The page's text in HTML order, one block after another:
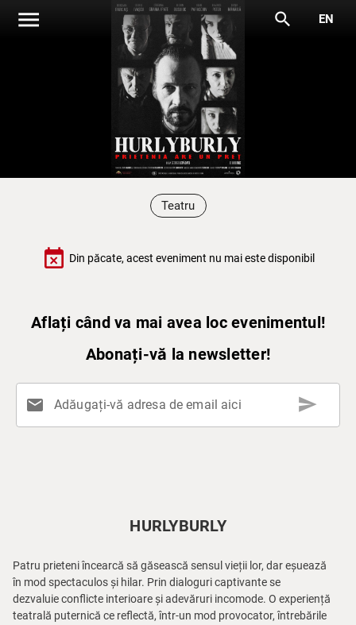
menu search EN
Teatru
event_busy Din păcate, acest eveniment nu mai este disponibil
Aflați când va mai avea loc evenimentul!
Abonați-vă la newsletter!
mail Adăugați-vă adresa de email aici send
HURLYBURLY
Patru prieteni încearcă să găsească sensul vieții lor, dar eșuează
în mod spectaculos și hilar. Prin dialoguri captivante se
dezvaluie conflicte interioare și adevăruri incomode. O experiență
teatrală puternică ce reflectă, într-un mod provocator, întrebările